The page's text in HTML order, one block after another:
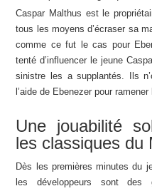
Caspar Malthus est le
tous les moyens d’écraser sa
comme ce fut le cas pour
tenté d’influencer le jeune
sinistre les a supplantés. Ils
l’aide de Ebenezer pour
Une jouabilité
les classiques du
Dès les premières minutes du
les développeurs sont des